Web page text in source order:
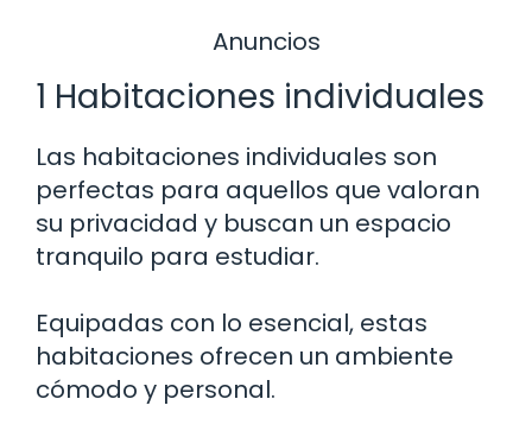
Anuncios
1 Habitaciones individuales
Las habitaciones individuales son
perfectas para aquellos que valoran
su privacidad y buscan un espacio
tranquilo para estudiar.
Equipadas con lo esencial, estas
habitaciones ofrecen un ambiente
cómodo y personal.